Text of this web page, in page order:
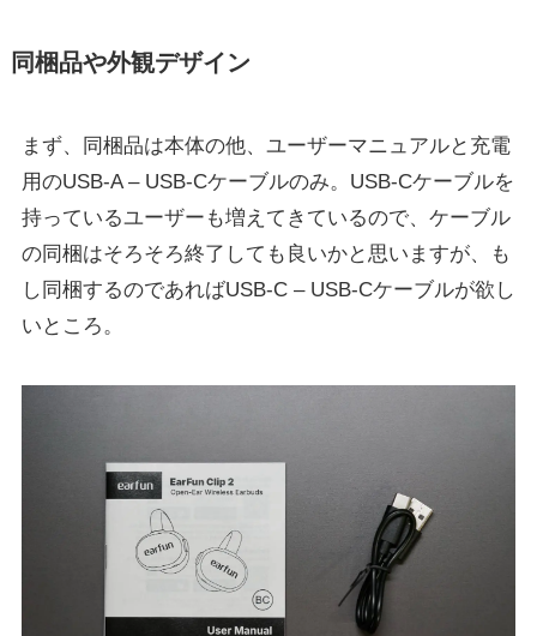
同梱品や外観デザイン
まず、同梱品は本体の他、ユーザーマニュアルと充電
用のUSB-A – USB-Cケーブルのみ。USB-Cケーブルを
持っているユーザーも増えてきているので、ケーブル
の同梱はそろそろ終了しても良いかと思いますが、も
し同梱するのであればUSB-C – USB-Cケーブルが欲し
いところ。